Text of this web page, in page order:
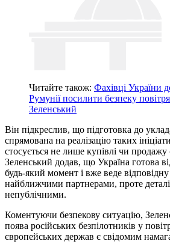
Читайте також: Фахівці України
Румунії посилити безпеку
Зеленський
Він підкреслив, що підготовка до
спрямована на реалізацію таких
стосується не лише купівлі чи
Зеленський додав, що Україна готова
будь-який момент і вже веде
найближчими партнерами, проте деталі
непублічними.
Коментуючи безпекову ситуацію,
поява російських безпілотників у
європейських держав є свідомим